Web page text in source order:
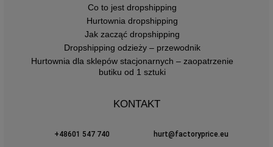
Co to jest dropshipping
Hurtownia dropshipping
Jak zacząć dropshipping
Dropshipping odzieży – przewodnik
Hurtownia dla sklepów stacjonarnych – zaopatrzenie
butiku od 1 sztuki
KONTAKT
+48601 547 740
hurt@factoryprice.eu